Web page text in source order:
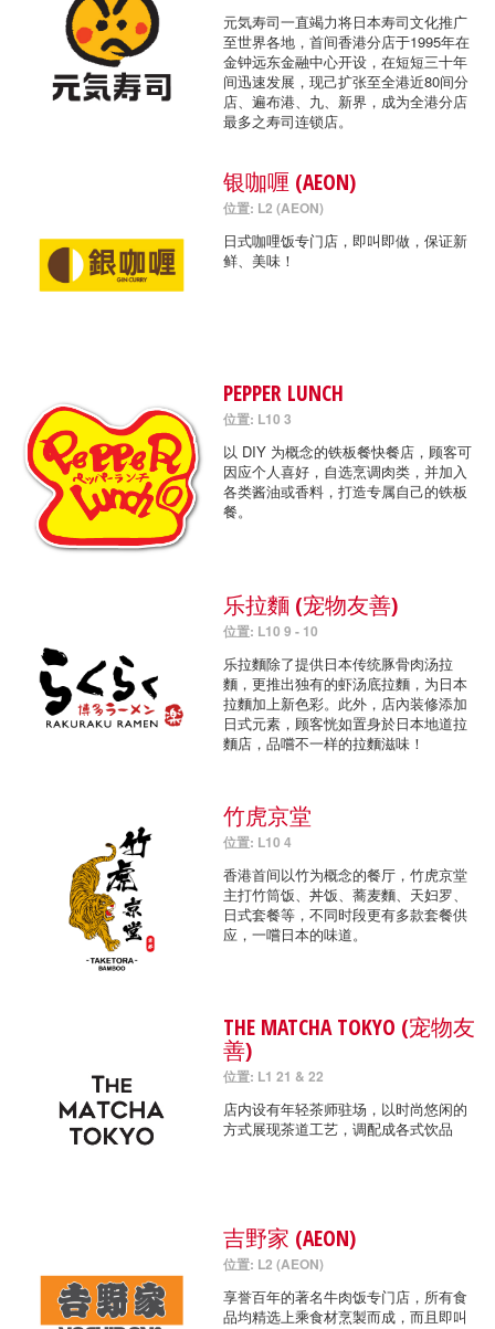
元気寿司一直竭力将日本寿司文化推广
至世界各地，首间香港分店于1995年在
金钟远东金融中心开设，在短短三十年
间迅速发展，现己扩张至全港近80间分
店、遍布港、九、新界，成为全港分店
最多之寿司连锁店。
银咖喱 (AEON)
位置: L2 (AEON)
日式咖哩饭专门店，即叫即做，保证新
鲜、美味！
PEPPER LUNCH
位置: L10 3
以 DIY 为概念的铁板餐快餐店，顾客可
因应个人喜好，自选烹调肉类，并加入
各类酱油或香料，打造专属自己的铁板
餐。
乐拉麵 (宠物友善)
位置: L10 9 - 10
乐拉麵除了提供日本传统豚骨肉汤拉
麵，更推出独有的虾汤底拉麵，为日本
拉麵加上新色彩。此外，店內装修添加
日式元素，顾客恍如置身於日本地道拉
麵店，品嚐不一样的拉麵滋味！
竹虎京堂
位置: L10 4
香港首间以竹为概念的餐厅，竹虎京堂
主打竹筒饭、丼饭、蕎麦麵、天妇罗、
日式套餐等，不同时段更有多款套餐供
应，一嚐日本的味道。
THE MATCHA TOKYO (宠物友
善)
位置: L1 21 & 22
店内设有年轻茶师驻场，以时尚悠闲的
方式展现茶道工艺，调配成各式饮品
吉野家 (AEON)
位置: L2 (AEON)
享誉百年的著名牛肉饭专门店，所有食
品均精选上乘食材烹製而成，而且即叫